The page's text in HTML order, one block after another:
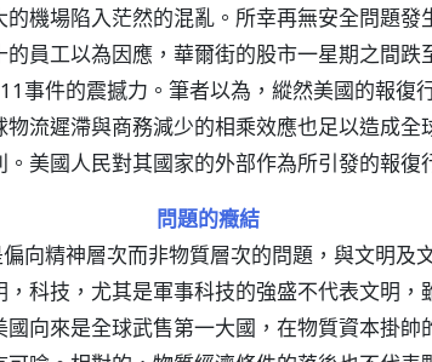
機場陷入茫然的混亂。所幸再無安全問題發
員工以為因應，華爾街的股市一星期之間跌
事件的震撼力。筆者以為，縱然美國的報復
流遲滯與商務減少的相乘效應也足以造成全
美國人民對其國家的外部作為所引發的報復
問題的癥結
向精神層次而非物質層次的問題，與文明及
科技，尤其是軍事科技的強盛不代表文明，
向來是全球武售第一大國，在物質資本掛帥